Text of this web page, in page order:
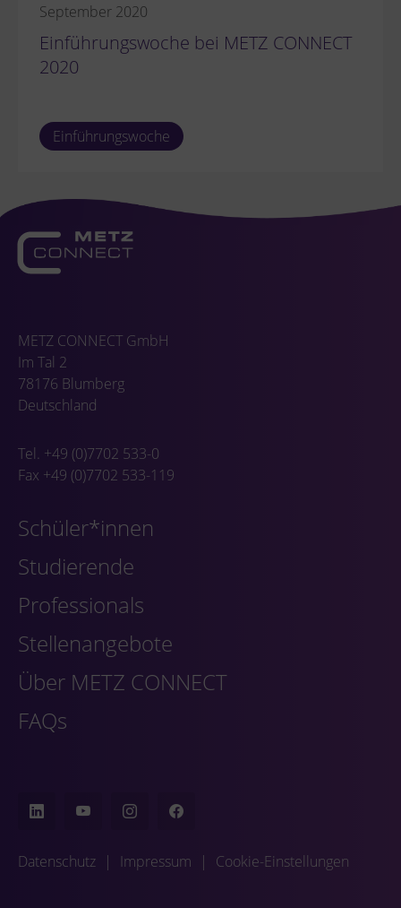
September 2020
Einführungswoche bei METZ CONNECT
2020
Einführungswoche
METZ CONNECT GmbH
Im Tal 2
78176 Blumberg
Deutschland
Tel. +49 (0)7702 533-0
Fax +49 (0)7702 533-119
Schüler*innen
Studierende
Professionals
Stellenangebote
Über METZ CONNECT
FAQs
Datenschutz | Impressum | Cookie-Einstellungen